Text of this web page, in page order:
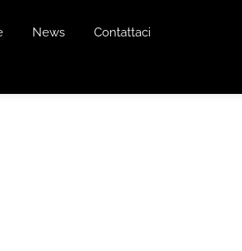
News Contattaci